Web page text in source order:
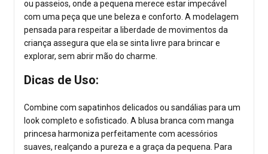
ou passeios, onde a pequena merece estar impecável
com uma peça que une beleza e conforto. A modelagem
pensada para respeitar a liberdade de movimentos da
criança assegura que ela se sinta livre para brincar e
explorar, sem abrir mão do charme.
Dicas de Uso:
Combine com sapatinhos delicados ou sandálias para um
look completo e sofisticado. A blusa branca com manga
princesa harmoniza perfeitamente com acessórios
suaves, realçando a pureza e a graça da pequena. Para